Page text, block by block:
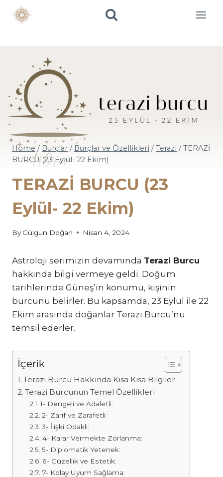
Skip
Home / Burçlar / Burçlar ve Özellikleri / Terazi / TERAZİ
BURCU (23 Eylül- 22 Ekim)
TERAZİ BURCU (23
Eylül- 22 Ekim)
By Gülgün Doğan Nisan 4, 2024
Astroloji serimizin devamında Terazi Burcu
hakkında bilgi vermeye geldi. Doğum
tarihlerinde Güneş’in konumu, kişinin
burcunu belirler. Bu kapsamda, 23 Eylül ile 22
Ekim arasında doğanlar Terazi Burcu’nu
temsil ederler.
İçerik
Terazi Burcu Hakkında Kısa Kısa Bilgiler
Terazi Burcunun Temel Özellikleri
1- Dengeli ve Adaletli:
2- Zarif ve Zarafetli:
3- İlişki Odaklı:
4- Karar Vermekte Zorlanma:
5- Diplomatik Yetenek:
6- Güzellik ve Estetik:
7- Kolay Uyum Sağlama: